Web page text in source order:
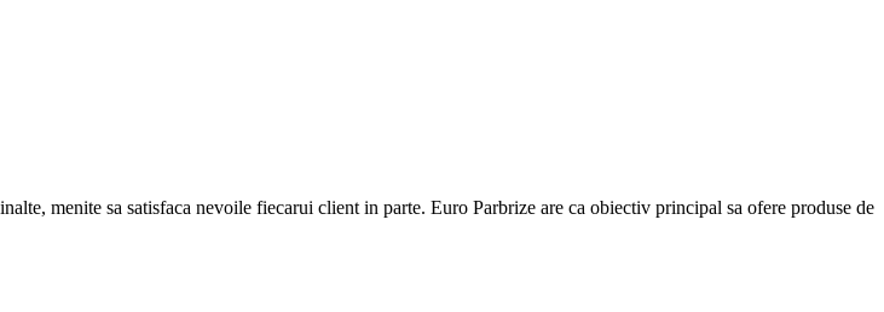
menite sa satisfaca nevoile fiecarui client in parte. Euro Parbrize are ca obiectiv principal sa ofere produse de